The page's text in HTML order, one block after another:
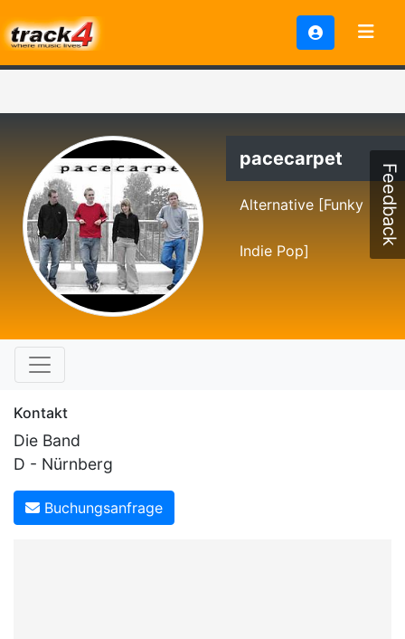
pacecarpet
Alternative [Funky
Indie Pop]
Kontakt
Die Band
D - Nürnberg
Buchungsanfrage
Feedback